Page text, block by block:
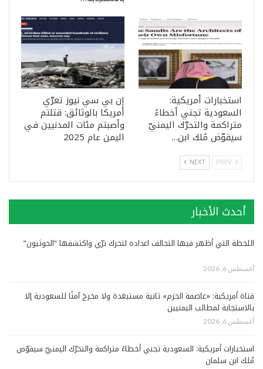
استخبارات أمريكية:
السعودية تجني أخطاءً
متراكمة والتحرّك اليمنيّ
سيقوّض مُلك ابن…
إن بي سي نيوز تعرّي
أمريكا بالوثائق: قتلتم
وأصبتم مئات المدنيين في
اليمن عام 2025
NEXT
أحدث الأخبار
اللحظة التي أظهر فيها التحالف اعداده لتحرك برّي واكتشفها “الحوثيون”
أغسطس 6, 2026
قناة أمريكية: «عاصفة الحزم» ثانية مستبعَدة ولا مخرجَ آمنًا للسعودية إلا
بالاستجابة لمطالب اليمنيين
أغسطس 6, 2026
استخبارات أمريكية: السعودية تجني أخطاءً متراكمة والتحرّك اليمنيّ سيقوّض
مُلك ابن سلمان